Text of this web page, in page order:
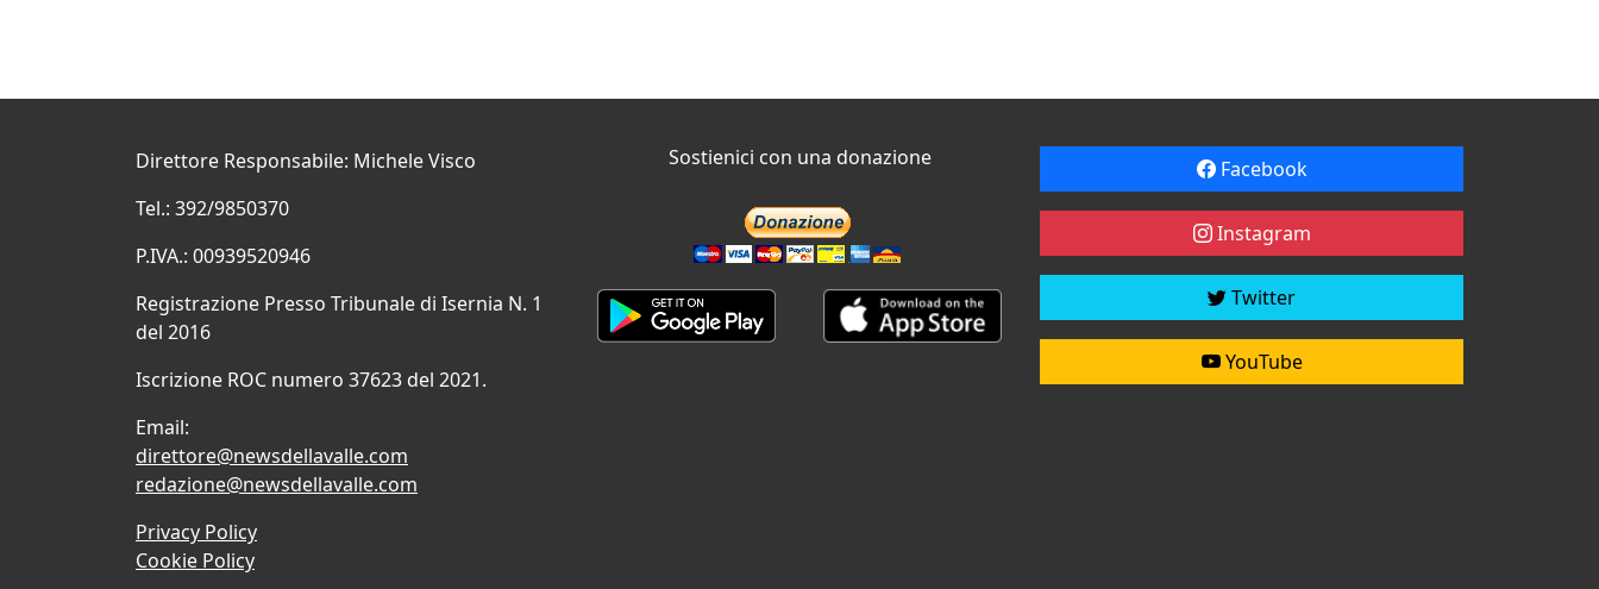
Direttore Responsabile: Michele Visco
Tel.: 392/9850370
P.IVA.: 00939520946
Registrazione Presso Tribunale di Isernia N. 1
del 2016
Iscrizione ROC numero 37623 del 2021.
Email:
direttore@newsdellavalle.com
redazione@newsdellavalle.com
Privacy Policy
Cookie Policy
Sostienici con una donazione Facebook
Instagram
Twitter
YouTube